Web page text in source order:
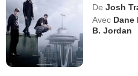
De Josh
Avec Dane
B. Jordan